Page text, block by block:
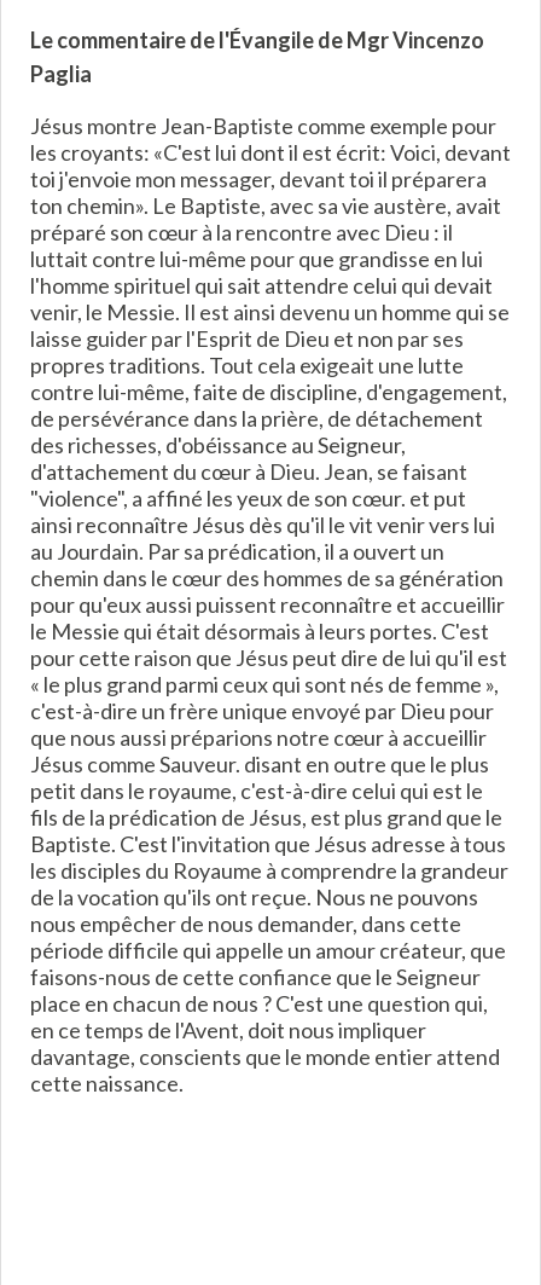
Le commentaire de l'Évangile de Mgr Vincenzo
Paglia
Jésus montre Jean-Baptiste comme exemple pour
les croyants: «C'est lui dont il est écrit: Voici, devant
toi j'envoie mon messager, devant toi il préparera
ton chemin». Le Baptiste, avec sa vie austère, avait
préparé son cœur à la rencontre avec Dieu : il
luttait contre lui-même pour que grandisse en lui
l'homme spirituel qui sait attendre celui qui devait
venir, le Messie. Il est ainsi devenu un homme qui se
laisse guider par l'Esprit de Dieu et non par ses
propres traditions. Tout cela exigeait une lutte
contre lui-même, faite de discipline, d'engagement,
de persévérance dans la prière, de détachement
des richesses, d'obéissance au Seigneur,
d'attachement du cœur à Dieu. Jean, se faisant
"violence", a affiné les yeux de son cœur. et put
ainsi reconnaître Jésus dès qu'il le vit venir vers lui
au Jourdain. Par sa prédication, il a ouvert un
chemin dans le cœur des hommes de sa génération
pour qu'eux aussi puissent reconnaître et accueillir
le Messie qui était désormais à leurs portes. C'est
pour cette raison que Jésus peut dire de lui qu'il est
« le plus grand parmi ceux qui sont nés de femme »,
c'est-à-dire un frère unique envoyé par Dieu pour
que nous aussi préparions notre cœur à accueillir
Jésus comme Sauveur. disant en outre que le plus
petit dans le royaume, c'est-à-dire celui qui est le
fils de la prédication de Jésus, est plus grand que le
Baptiste. C'est l'invitation que Jésus adresse à tous
les disciples du Royaume à comprendre la grandeur
de la vocation qu'ils ont reçue. Nous ne pouvons
nous empêcher de nous demander, dans cette
période difficile qui appelle un amour créateur, que
faisons-nous de cette confiance que le Seigneur
place en chacun de nous ? C'est une question qui,
en ce temps de l'Avent, doit nous impliquer
davantage, conscients que le monde entier attend
cette naissance.